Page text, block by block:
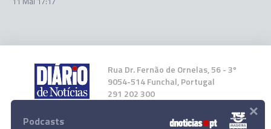
Rua Dr. Fernão de Ornelas, 56 - 3º
9054-514 Funchal, Portugal
291 202 300
Instale a nossa App
Podcasts ×